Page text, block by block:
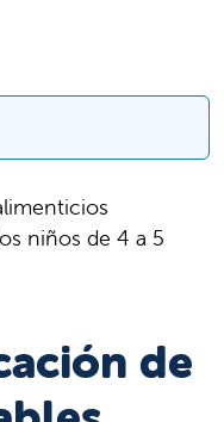
niños de 4 a 5
de